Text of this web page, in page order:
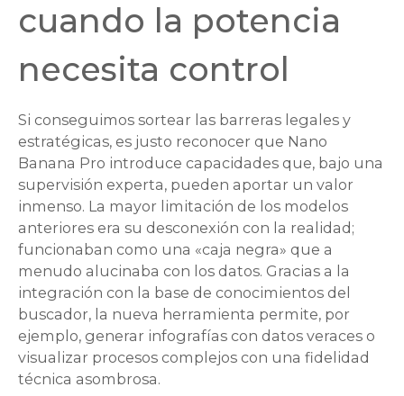
cuando la potencia
necesita control
Si conseguimos sortear las barreras legales y
estratégicas, es justo reconocer que Nano
Banana Pro introduce capacidades que, bajo una
supervisión experta, pueden aportar un valor
inmenso. La mayor limitación de los modelos
anteriores era su desconexión con la realidad;
funcionaban como una «caja negra» que a
menudo alucinaba con los datos. Gracias a la
integración con la base de conocimientos del
buscador, la nueva herramienta permite, por
ejemplo, generar infografías con datos veraces o
visualizar procesos complejos con una fidelidad
técnica asombrosa.